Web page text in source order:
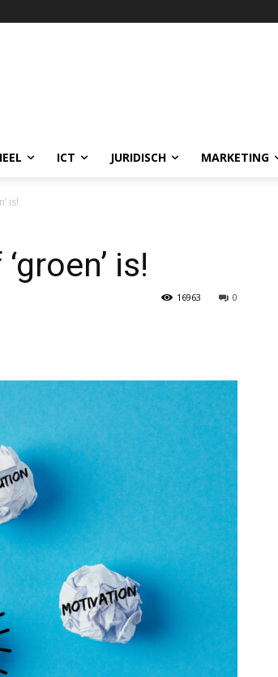
ICT JURIDISCH MARKETING
is!
is!
0
16963